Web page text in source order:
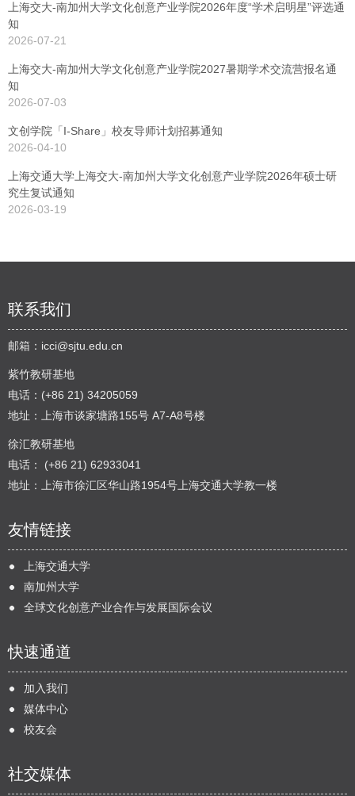
上海交大-南加州大学文化创意产业学院2026年度“学术启明星”评选通
知
2026-07-21
上海交大-南加州大学文化创意产业学院2027暑期学术交流营报名通
知
2026-07-03
文创学院「I-Share」校友导师计划招募通知
2026-04-10
上海交通大学上海交大-南加州大学文化创意产业学院2026年硕士研
究生复试通知
2026-03-19
联系我们
邮箱： icci@sjtu.edu.cn
紫竹教研基地
电话：(+86 21) 34205059
地址：上海市谈家塘路155号 A7-A8号楼
徐汇教研基地
电话： (+86 21) 62933041
地址：上海市徐汇区华山路1954号上海交通大学教一楼
友情链接
上海交通大学
南加州大学
全球文化创意产业合作与发展国际会议
快速通道
加入我们
媒体中心
校友会
社交媒体